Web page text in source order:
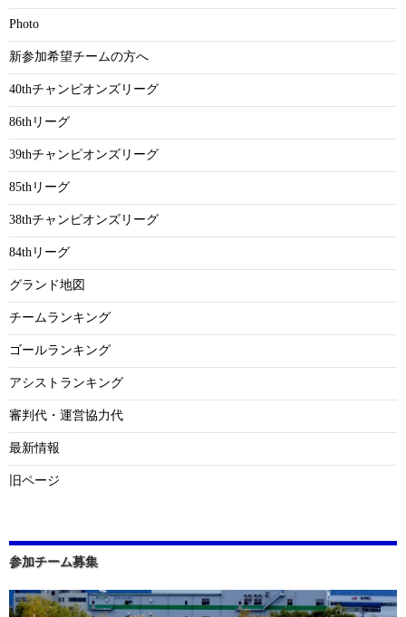
Photo
新参加希望チームの方へ
40thチャンピオンズリーグ
86thリーグ
39thチャンピオンズリーグ
85thリーグ
38thチャンピオンズリーグ
84thリーグ
グランド地図
チームランキング
ゴールランキング
アシストランキング
審判代・運営協力代
最新情報
旧ページ
参加チーム募集